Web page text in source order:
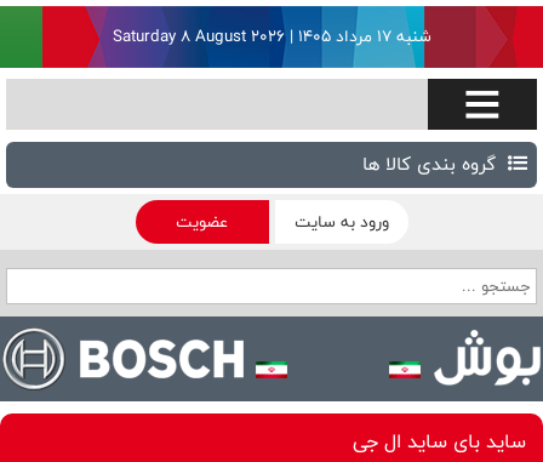
شنبه ۱۷ مرداد ۱۴۰۵ | Saturday 8 August 2026
گروه بندی کالا ها
ورود به سایت عضویت
ساید بای ساید ال جی